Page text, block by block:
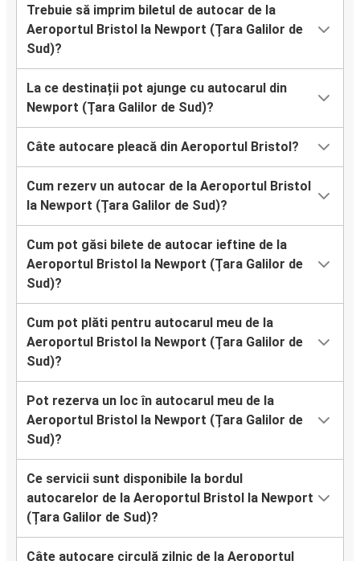
Trebuie să imprim biletul de autocar de la
Aeroportul Bristol la Newport (Țara Galilor de
Sud)?
La ce destinații pot ajunge cu autocarul din
Newport (Țara Galilor de Sud)?
Câte autocare pleacă din Aeroportul Bristol?
Cum rezerv un autocar de la Aeroportul Bristol
la Newport (Țara Galilor de Sud)?
Cum pot găsi bilete de autocar ieftine de la
Aeroportul Bristol la Newport (Țara Galilor de
Sud)?
Cum pot plăti pentru autocarul meu de la
Aeroportul Bristol la Newport (Țara Galilor de
Sud)?
Pot rezerva un loc în autocarul meu de la
Aeroportul Bristol la Newport (Țara Galilor de
Sud)?
Ce servicii sunt disponibile la bordul
autocarelor de la Aeroportul Bristol la Newport
(Țara Galilor de Sud)?
Câte autocare circulă zilnic de la Aeroportul